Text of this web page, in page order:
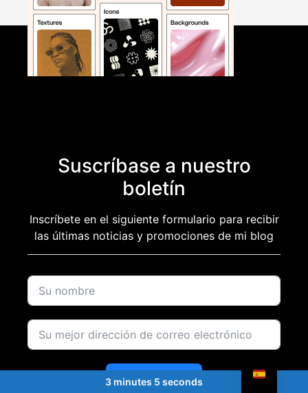
Suscríbase a nuestro
boletín
Inscríbete en el siguiente formulario para recibir
las últimas noticias y promociones de mi blog
Suscríbase a
3 minutes 5 seconds